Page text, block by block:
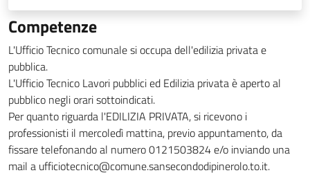
Competenze
L'Ufficio Tecnico comunale si occupa dell'edilizia privata e
pubblica.
L'Ufficio Tecnico Lavori pubblici ed Edilizia privata è aperto al
pubblico negli orari sottoindicati.
Per quanto riguarda l'EDILIZIA PRIVATA, si ricevono i
professionisti il mercoledì mattina, previo appuntamento, da
fissare telefonando al numero 0121503824 e/o inviando una
mail a ufficiotecnico@comune.sansecondodipinerolo.to.it.